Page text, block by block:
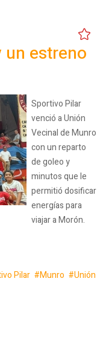
un estreno
Sportivo Pilar
venció a Unión
Vecinal de Munro
con un reparto
de goleo y
minutos que le
permitió dosificar
energías para
viajar a Morón.
Pilar Munro
Unión